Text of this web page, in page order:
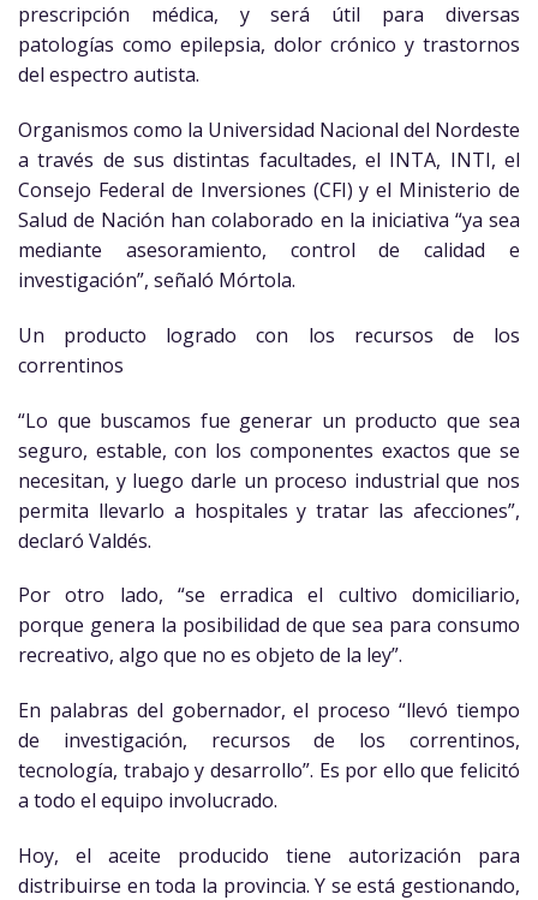
prescripción médica, y será útil para diversas
patologías como epilepsia, dolor crónico y trastornos
del espectro autista.
Organismos como la Universidad Nacional del Nordeste
a través de sus distintas facultades, el INTA, INTI, el
Consejo Federal de Inversiones (CFI) y el Ministerio de
Salud de Nación han colaborado en la iniciativa “ya sea
mediante asesoramiento, control de calidad e
investigación”, señaló Mórtola.
Un producto logrado con los recursos de los
correntinos
“Lo que buscamos fue generar un producto que sea
seguro, estable, con los componentes exactos que se
necesitan, y luego darle un proceso industrial que nos
permita llevarlo a hospitales y tratar las afecciones”,
declaró Valdés.
Por otro lado, “se erradica el cultivo domiciliario,
porque genera la posibilidad de que sea para consumo
recreativo, algo que no es objeto de la ley”.
En palabras del gobernador, el proceso “llevó tiempo
de investigación, recursos de los correntinos,
tecnología, trabajo y desarrollo”. Es por ello que felicitó
a todo el equipo involucrado.
Hoy, el aceite producido tiene autorización para
distribuirse en toda la provincia. Y se está gestionando,